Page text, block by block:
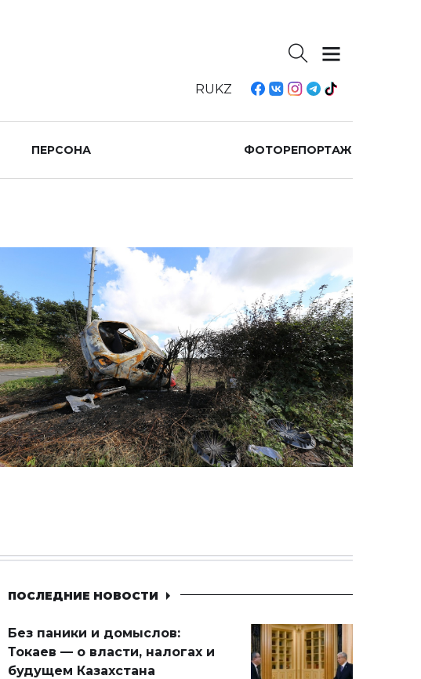
RUKZ
ПЕРСОНА ФОТОРЕПОРТАЖ
ПОСЛЕДНИЕ НОВОСТИ
Без паники и домыслов:
Токаев — о власти, налогах и
будущем Казахстана